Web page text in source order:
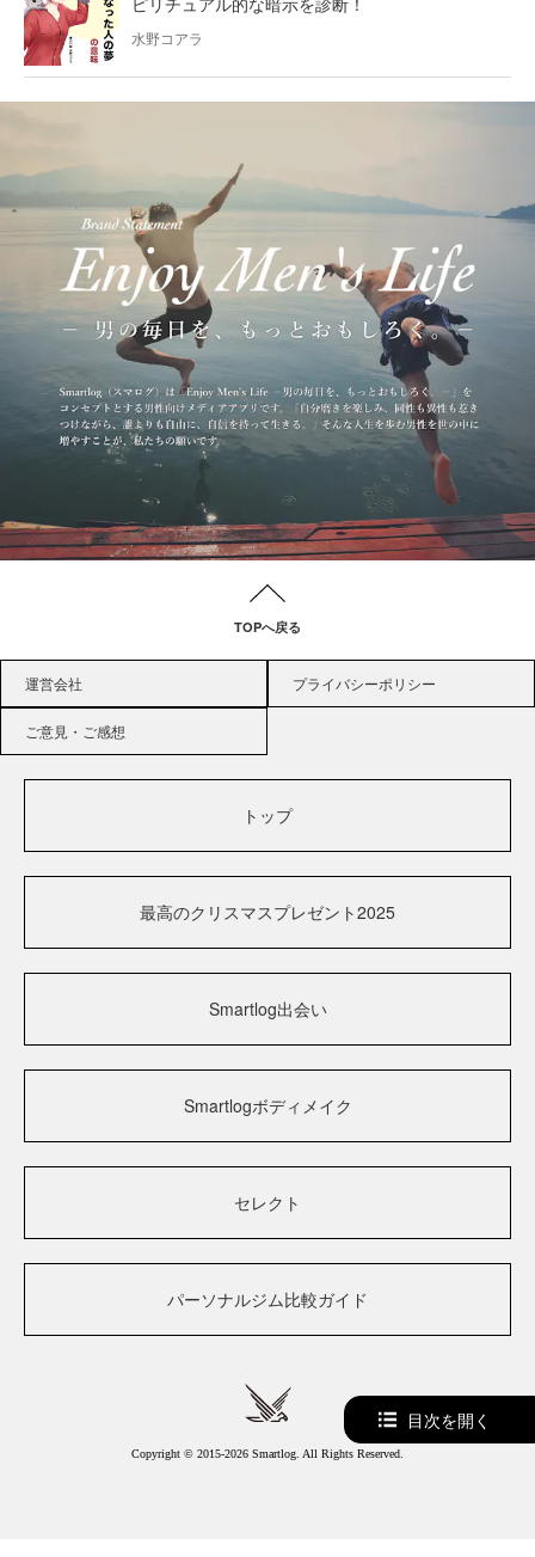
水野コアラ
TOPへ戻る
運営会社 プライバシーポリシー
ご意見・ご感想
トップ
最高のクリスマスプレゼント2025
Smartlog出会い
Smartlogボディメイク
セレクト
パーソナルジム比較ガイド
Copyright © 2015-2026 Smartlog. All Rights Reserved.
目次を開く